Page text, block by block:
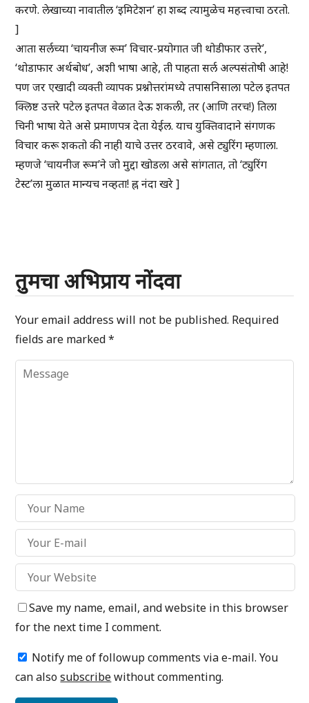
करणे. लेखाच्या नावातील ‘इमिटेशन’ हा शब्द त्यामुळेच महत्त्वाचा ठरतो.
]
आता सर्लच्या ‘चायनीज रूम’ विचार-प्रयोगात जी थोडीफार उत्तरे’,
‘थोडाफार अर्थबोध’, अशी भाषा आहे, ती पाहता सर्ल अल्पसंतोषी आहे!
पण जर एखादी व्यक्ती व्यापक प्रश्नोत्तरांमध्ये तपासनिसाला पटेल इतपत
क्लिष्ट उत्तरे पटेल इतपत वेळात देऊ शकली, तर (आणि तरच!) तिला
चिनी भाषा येते असे प्रमाणपत्र देता येईल. याच युक्तिवादाने संगणक
विचार करू शकतो की नाही याचे उत्तर ठरवावे, असे ट्युरिंग म्हणाला.
म्हणजे ‘चायनीज रूम’ने जो मुद्दा खोडला असे सांगतात, तो ‘ट्युरिंग
टेस्ट’ला मुळात मान्यच नव्हता! ह्न नंदा खरे ]
तुमचा अभिप्राय नोंदवा
Your email address will not be published. Required
fields are marked*
Save my name, email, and website in this browser
for the next time I comment.
Notify me of followup comments via e-mail. You
can alsosubscribewithout commenting.